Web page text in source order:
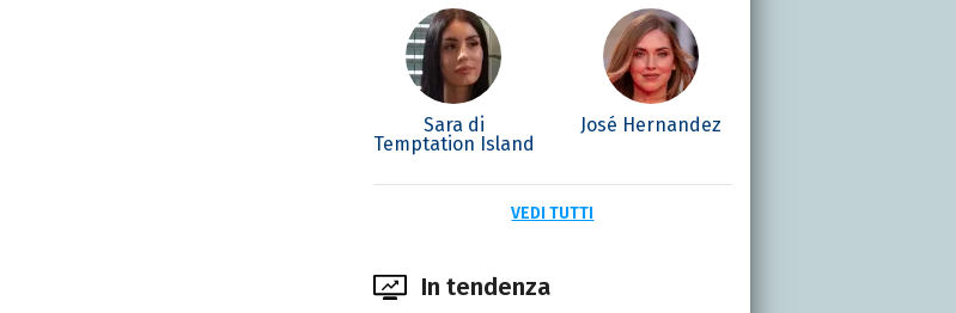
Sara di
Temptation Island
José Hernandez
VEDI TUTTI
In tendenza